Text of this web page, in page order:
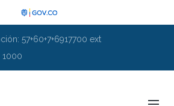
57+60+7+6917700 ext
1000